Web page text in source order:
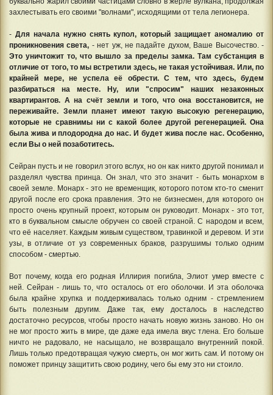
захлестывать его своими "волнами", исходящими от тела легионера.
- Для начала нужно снять купол, который защищает аномалию от
проникновения света, - нет уж, не падайте духом, Ваше Высочество. -
Это уничтожит то, что вышло за пределы замка. Там субстанция в
отличие от того, то мы встретили здесь, не такая устойчивая. Или, по
крайней мере, не успела её обрести. С тем, что здесь, будем
разбираться на месте. Ну, или "спросим" наших незаконных
квартирантов. А на счёт земли и того, что она восстановится, не
переживайте. Земли планет имеют такую высокую регенерацию,
которые не сравнимы ни с какой более другой регенерацией. Она
была жива и плодородна до нас. И будет жива после нас. Особенно,
если Вы о ней позаботитесь.
Сейран пусть и не говорил этого вслух, но он как никто другой понимал и
разделял чувства принца. Он знал, что это значит - быть монархом в
своей земле. Монарх - это не временщик, которого потом кто-то сменит
другой после его срока правления. Это не бизнесмен, для которого он
просто очень крупный проект, которым он руководит. Монарх - это тот,
кто в буквальном смысле обручен со своей страной. С народом и всем,
что её населяет. Каждым живым существом, травинкой и деревом. И эти
узы, в отличие от уз современных браков, разрушимы только одним
способом - смертью.
Вот почему, когда его родная Иллирия погибла, Элиот умер вместе с
ней. Сейран - лишь то, что осталось от его оболочки. И эта оболочка
была крайне хрупка и поддерживалась только одним - стремлением
быть полезным другим. Даже так, ему досталось в наследство
достаточно ресурсов, чтобы просто начать новую жизнь заново. Но он
не мог просто жить в мире, где даже еда имела вкус тлена. Его больше
ничто не радовало, не насыщало, не возвращало внутренний покой.
Лишь только предотвращая чужую смерть, он мог жить сам. И потому он
поможет принцу защитить свою родину, чего бы ему это ни стоило.